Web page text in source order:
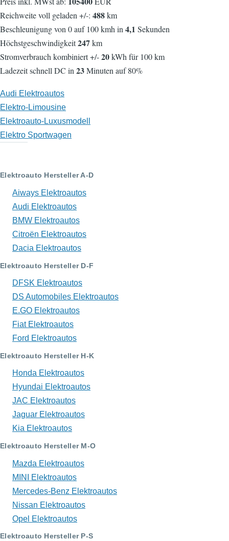
Reichweite voll geladen +/-: 488km
Beschleunigung von 0 auf 100 kmh in 4,1 Sekunden
Höchstgeschwindigkeit247km
Stromverbrauch kombiniert +/-20kWh für 100 km
Ladezeit schnell DC in 23Minuten auf 80%
Audi Elektroautos
Elektro-Limousine
Elektroauto-Luxusmodell
Elektro Sportwagen
Elektroauto Hersteller A-D
Aiways Elektroautos
Audi Elektroautos
BMW Elektroautos
Citroën Elektroautos
Dacia Elektroautos
Elektroauto Hersteller D-F
DFSK Elektroautos
DS Automobiles Elektroautos
E.GO Elektroautos
Fiat Elektroautos
Ford Elektroautos
Elektroauto Hersteller H-K
Honda Elektroautos
Hyundai Elektroautos
JAC Elektroautos
Jaguar Elektroautos
Kia Elektroautos
Elektroauto Hersteller M-O
Mazda Elektroautos
MINI Elektroautos
Mercedes-Benz Elektroautos
Nissan Elektroautos
Opel Elektroautos
Elektroauto Hersteller P-S